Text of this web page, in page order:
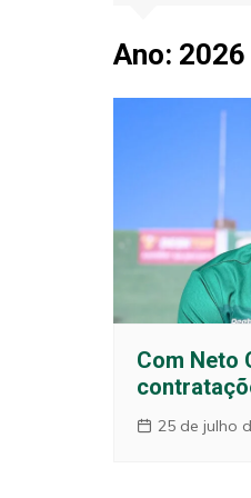
Ano: 2026
Com Neto
25 de julho